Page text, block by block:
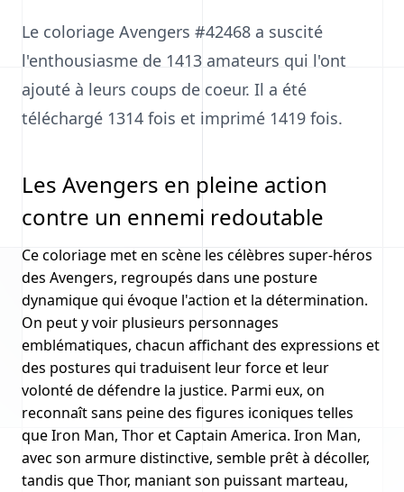
Le coloriage Avengers #42468 a suscité
l'enthousiasme de 1413 amateurs qui l'ont
ajouté à leurs coups de coeur. Il a été
téléchargé 1314 fois et imprimé 1419 fois.
Les Avengers en pleine action
contre un ennemi redoutable
Ce coloriage met en scène les célèbres super-héros
des Avengers, regroupés dans une posture
dynamique qui évoque l'action et la détermination.
On peut y voir plusieurs personnages
emblématiques, chacun affichant des expressions et
des postures qui traduisent leur force et leur
volonté de défendre la justice. Parmi eux, on
reconnaît sans peine des figures iconiques telles
que Iron Man, Thor et Captain America. Iron Man,
avec son armure distinctive, semble prêt à décoller,
tandis que Thor, maniant son puissant marteau,